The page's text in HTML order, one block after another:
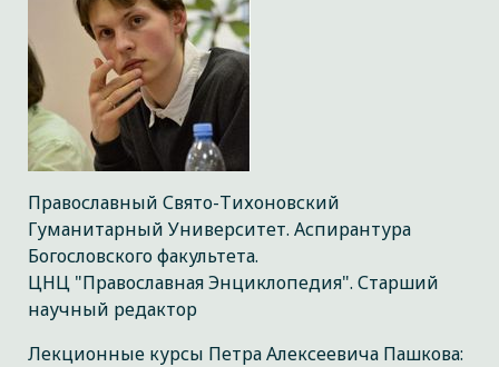
Православный Свято-Тихоновский
Гуманитарный Университет. Аспирантура
Богословского факультета.
ЦНЦ "Православная Энциклопедия". Старший
научный редактор
Лекционные курсы Петра Алексеевича Пашкова: